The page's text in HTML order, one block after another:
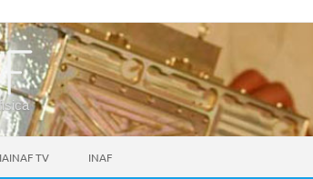
TV INAF